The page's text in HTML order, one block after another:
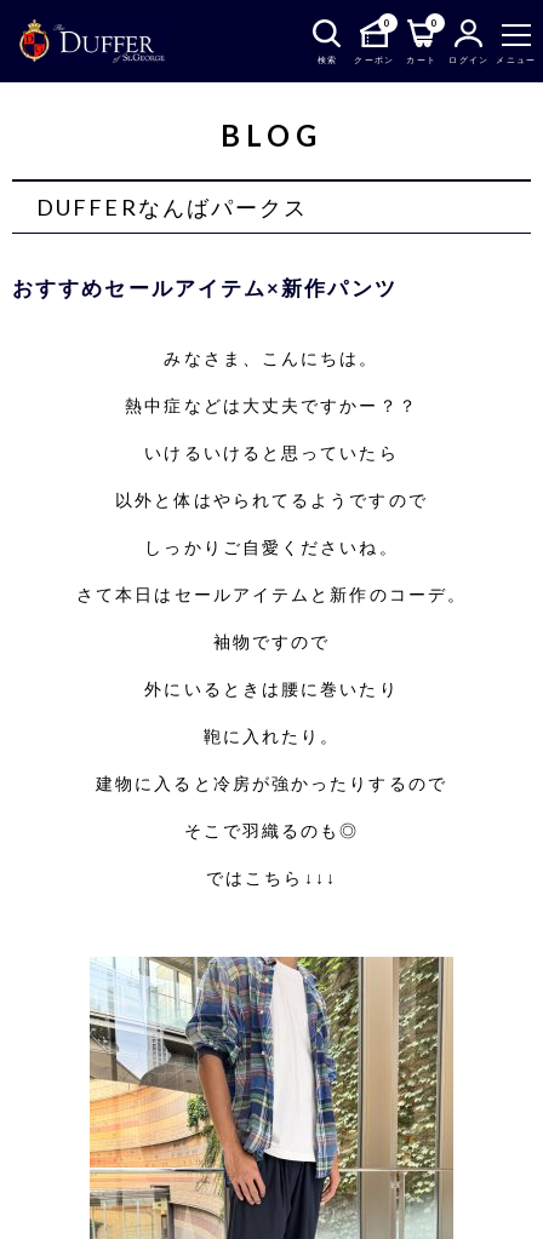
検索
0
クーポン
0
カート ログイン メニュー
BLOG
DUFFERなんばパークス
おすすめセールアイテム×新作パンツ
みなさま、こんにちは。
熱中症などは大丈夫ですかー？？
いけるいけると思っていたら
以外と体はやられてるようですので
しっかりご自愛くださいね。
さて本日はセールアイテムと新作のコーデ。
袖物ですので
外にいるときは腰に巻いたり
鞄に入れたり。
建物に入ると冷房が強かったりするので
そこで羽織るのも◎
ではこちら↓↓↓